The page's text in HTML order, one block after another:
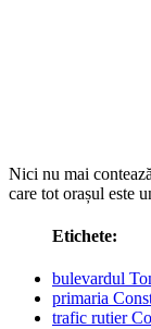
Nici nu mai
care tot orașul este
Etichete:
bulevardul
primaria
trafic rutier